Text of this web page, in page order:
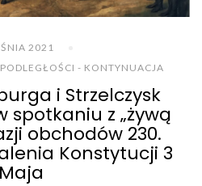
2021
- KONTYNUACJA
i Strzelczysk
spotkaniu z „żywą
obchodów 230.
Konstytucji 3
Maja